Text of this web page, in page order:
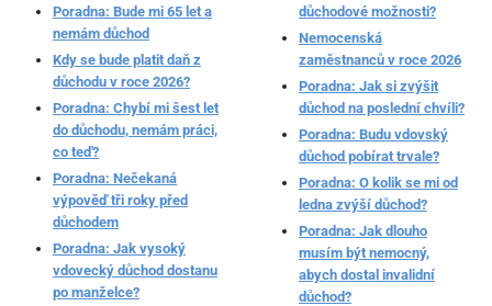
Poradna: Bude mi 65 let a
nemám důchod
Kdy se bude platit daň z
důchodu v roce 2026?
Poradna: Chybí mi šest let
do důchodu, nemám práci,
co teď?
Poradna: Nečekaná
výpověď tři roky před
důchodem
Poradna: Jak vysoký
vdovecký důchod dostanu
po manželce?
důchodové možnosti?
Nemocenská
zaměstnanců v roce 2026
Poradna: Jak si zvýšit
důchod na poslední chvíli?
Poradna: Budu vdovský
důchod pobírat trvale?
Poradna: O kolik se mi od
ledna zvýší důchod?
Poradna: Jak dlouho
musím být nemocný,
abych dostal invalidní
důchod?